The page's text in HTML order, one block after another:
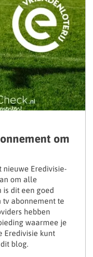
om
nieuwe Eredivisie-
om alle
dit een goed
abonnement te
hebben
waarmee je
Eredivisie kunt
blog.